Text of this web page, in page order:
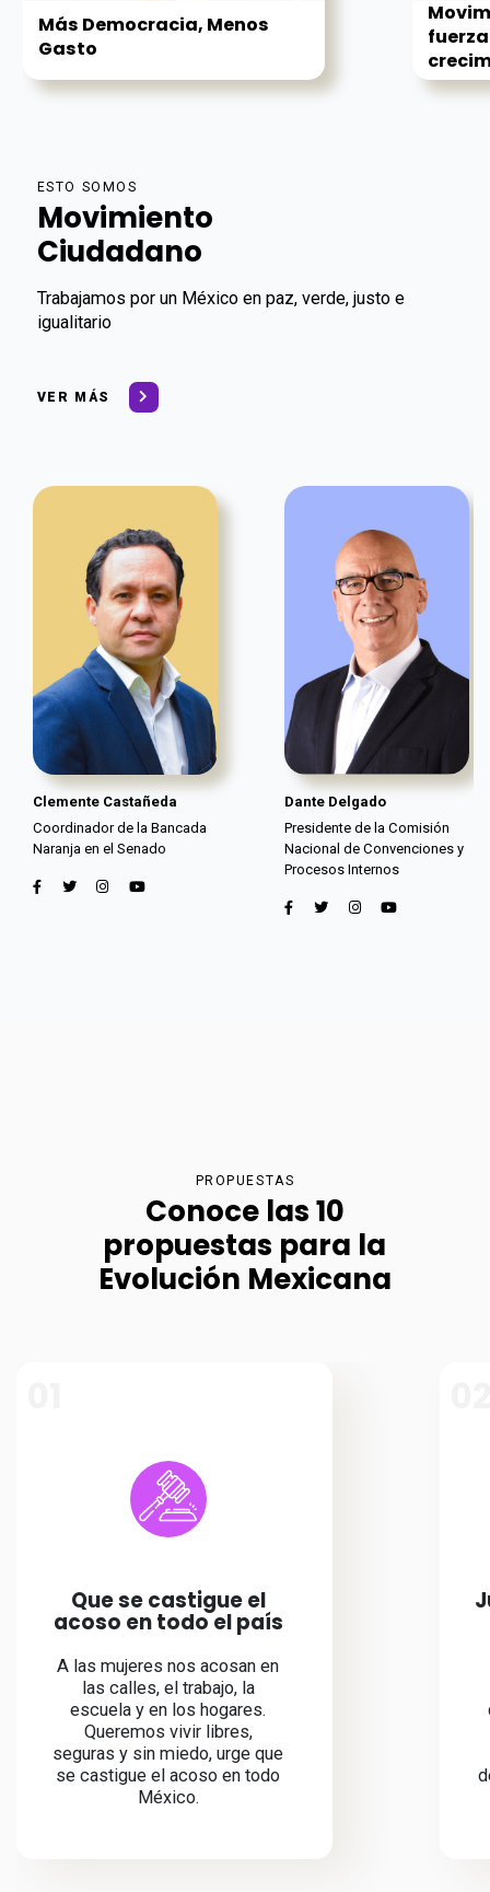
Más Democracia, Menos
Gasto
ESTO SOMOS
Movimiento
Ciudadano
Trabajamos por un México en paz, verde, justo e
igualitario
VER MÁS
Clemente Castañeda
Coordinador de la Bancada
Naranja en el Senado
Dante Delgado
Presidente de la Comisión
Nacional de Convenciones y
Procesos Internos
PROPUESTAS
Conoce las 10
propuestas para la
Evolución Mexicana
Que se castigue el
acoso en todo el país
A las mujeres nos acosan en
las calles, el trabajo, la
escuela y en los hogares.
Queremos vivir libres,
seguras y sin miedo, urge que
se castigue el acoso en todo
México.